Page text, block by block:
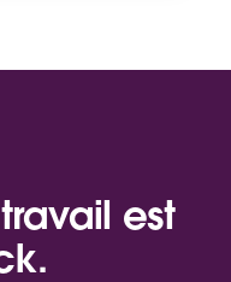
est